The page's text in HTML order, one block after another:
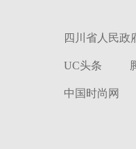
四川省人民政
UC头条
中国时尚网